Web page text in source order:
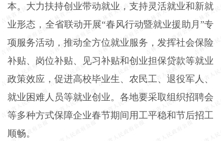
本。大力扶持创业带动就业，支持灵活就业和新就
业形态，全省联动开展“春风行动暨就业援助月”专
项服务活动，推动全方位就业服务，发挥社会保险
补贴、岗位补贴、见习补贴和创业担保贷款等就业
政策效应，促进高校毕业生、农民工、退役军人、
就业困难人员等就业创业。各地要采取组织招聘会
等多种方式保障企业春节期间用工平稳和节后招工
顺畅。